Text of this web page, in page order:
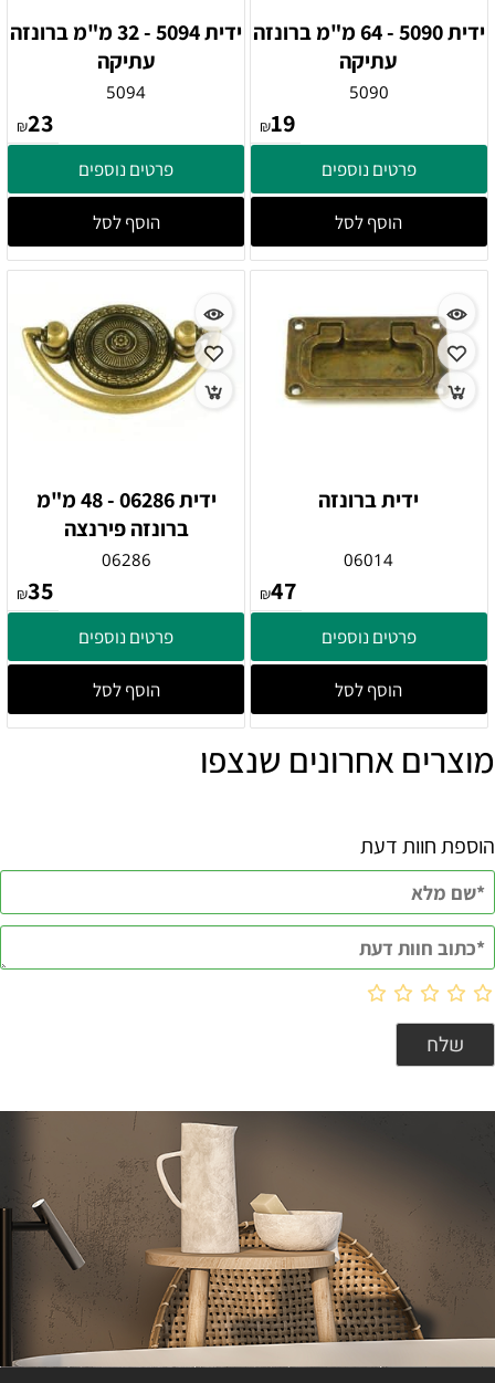
ידית 5090 - 64 מ"מ ברונזה
עתיקה
5090
₪19
פרטים נוספים
הוסף לסל
ידית 5094 - 32 מ"מ ברונזה
עתיקה
5094
₪23
פרטים נוספים
הוסף לסל
ידית ברונזה
06014
₪47
פרטים נוספים
הוסף לסל
ידית 06286 - 48 מ"מ
ברונזה פירנצה
06286
₪35
פרטים נוספים
הוסף לסל
מוצרים אחרונים שנצפו
הוספת חוות דעת